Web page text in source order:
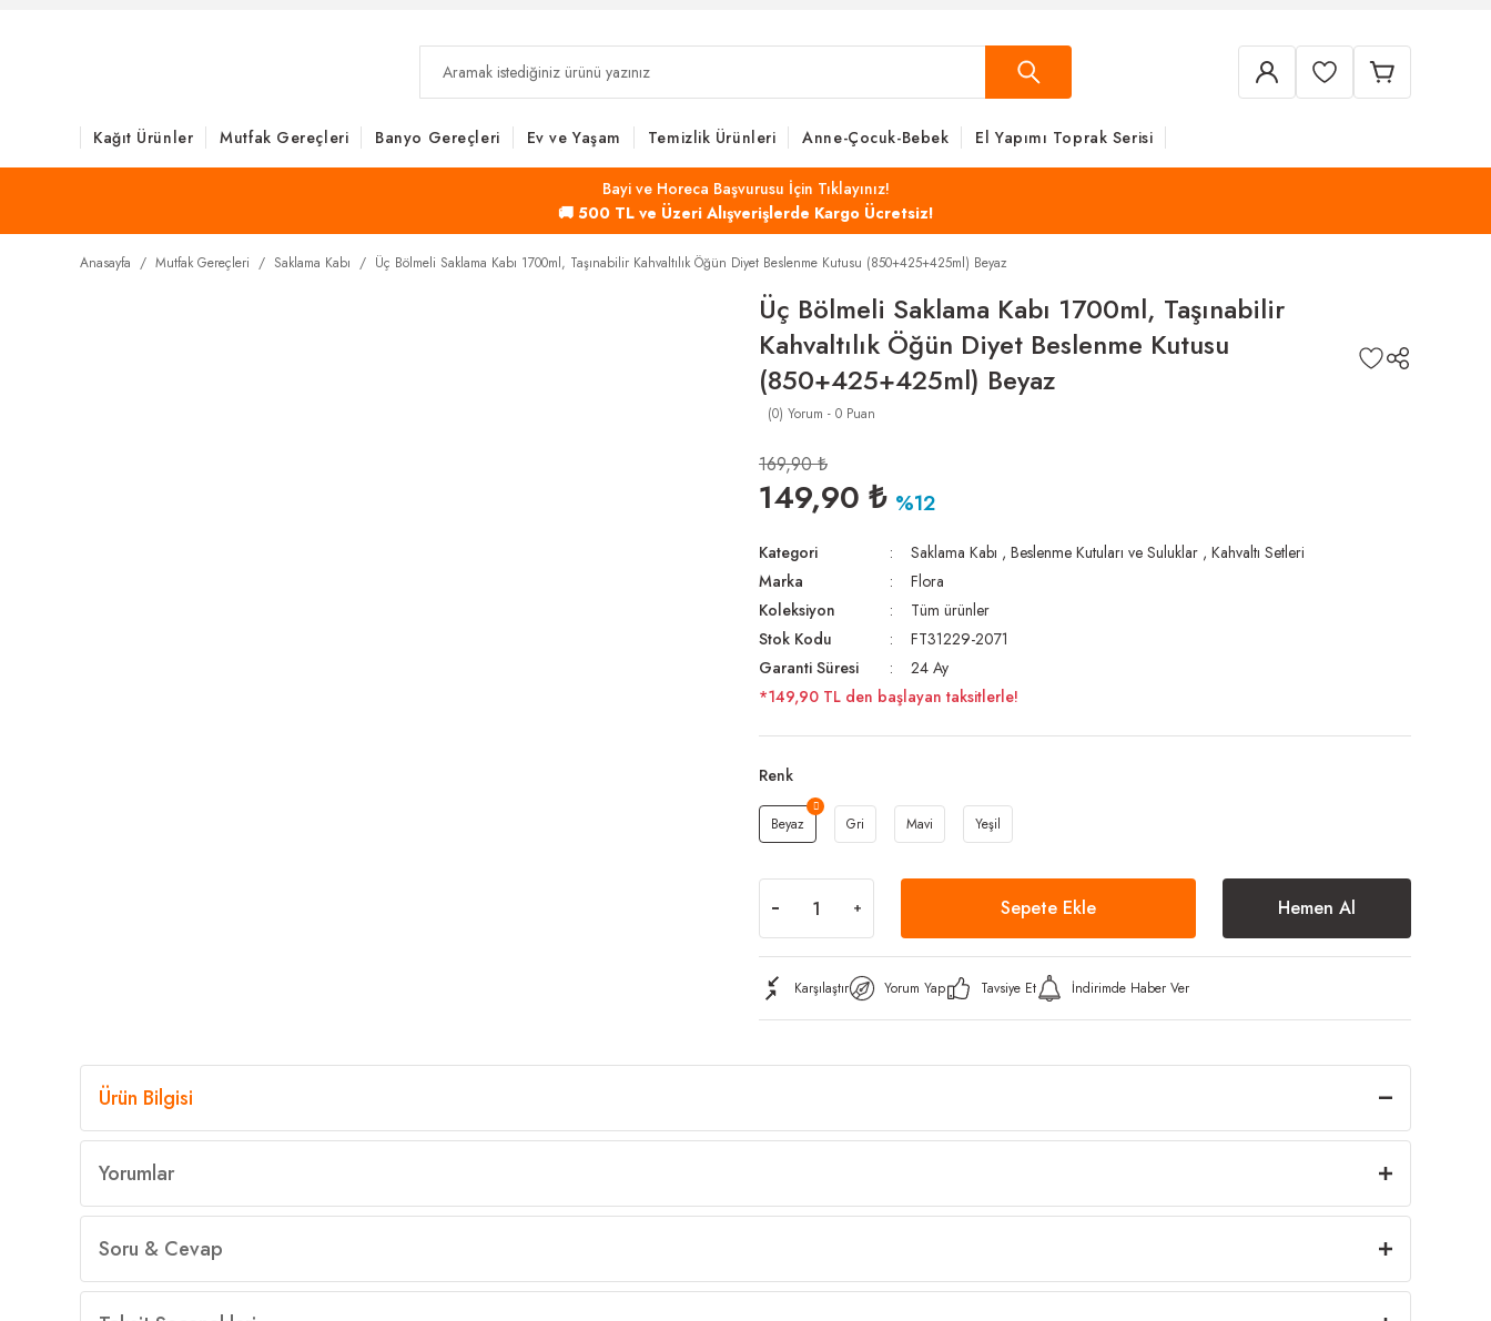
Kağıt Ürünler Mutfak Gereçleri Banyo Gereçleri Ev ve Yaşam Temizlik Ürünleri Anne-Çocuk-Bebek El Yapımı Toprak Serisi
Bayi ve Horeca Başvurusu İçin Tıklayınız!
🚚 500 TL ve Üzeri Alışverişlerde Kargo Ücretsiz!
Anasayfa Mutfak Gereçleri Saklama Kabı Üç Bölmeli Saklama Kabı 1700ml, Taşınabilir Kahvaltılık Öğün Diyet Beslenme Kutusu (850+425+425ml) Beyaz
Üç Bölmeli Saklama Kabı 1700ml, Taşınabilir
Kahvaltılık Öğün Diyet Beslenme Kutusu
(850+425+425ml) Beyaz
(0) Yorum - 0 Puan
169,90 ₺
149,90 ₺ %12
Kategori Saklama Kabı , Beslenme Kutuları ve Suluklar , Kahvaltı Setleri
Marka
Flora
Koleksiyon
Tüm ürünler
Stok Kodu
FT31229-2071
Garanti Süresi
24 Ay
*149,90 TL den başlayan taksitlerle!
Renk
Beyaz Gri Mavi Yeşil
Sepete Ekle Hemen Al
Karşılaştır Yorum Yap Tavsiye Et İndirimde Haber Ver
Ürün Bilgisi
Yorumlar
Soru & Cevap